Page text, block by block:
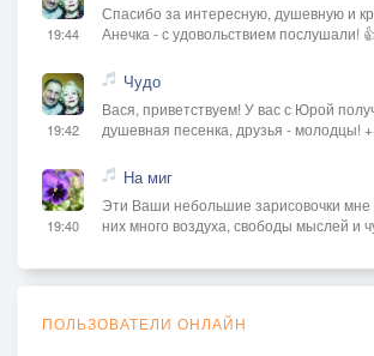
19:44
Спасибо за интересную, душевную и
Анечка - с удовольствием послушали!
19:42
Чудо
Вася, приветствуем! У вас с Юрой
душевная песенка, друзья - молодцы!
19:40
На миг
Эти Ваши небольшие зарисовочки мне
них много воздуха, свободы мыслей и
ПОЛЬЗОВАТЕЛИ ОНЛАЙН